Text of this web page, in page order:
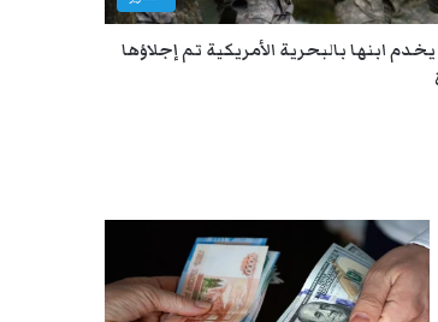
ابنها بالبحرية الأمريكية تم إجلاؤها